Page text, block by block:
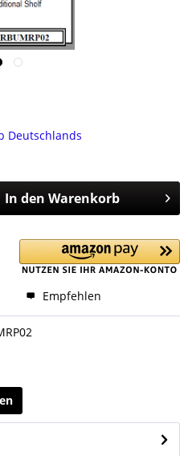
Deutschlands
In den Warenkorb
Empfehlen